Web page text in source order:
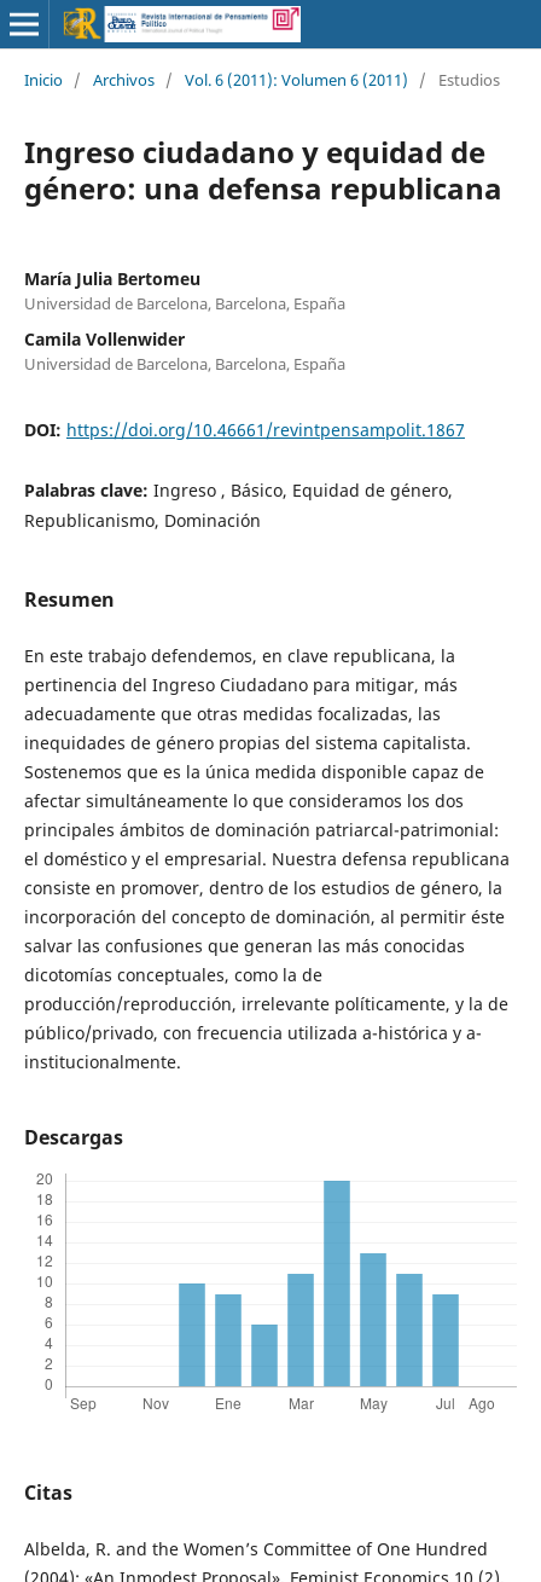
Inicio / Archivos / Vol. 6 (2011): Volumen 6 (2011) / Estudios
Ingreso ciudadano y equidad de
género: una defensa republicana
María Julia Bertomeu
Universidad de Barcelona, Barcelona, España
Camila Vollenwider
Universidad de Barcelona, Barcelona, España
DOI: https://doi.org/10.46661/revintpensampolit.1867
Palabras clave: Ingreso , Básico, Equidad de género,
Republicanismo, Dominación
Resumen
En este trabajo defendemos, en clave republicana, la
pertinencia del Ingreso Ciudadano para mitigar, más
adecuadamente que otras medidas focalizadas, las
inequidades de género propias del sistema capitalista.
Sostenemos que es la única medida disponible capaz de
afectar simultáneamente lo que consideramos los dos
principales ámbitos de dominación patriarcal-patrimonial:
el doméstico y el empresarial. Nuestra defensa republicana
consiste en promover, dentro de los estudios de género, la
incorporación del concepto de dominación, al permitir éste
salvar las confusiones que generan las más conocidas
dicotomías conceptuales, como la de
producción/reproducción, irrelevante políticamente, y la de
público/privado, con frecuencia utilizada a-histórica y a-
institucionalmente.
Descargas
Citas
Albelda, R. and the Women’s Committee of One Hundred